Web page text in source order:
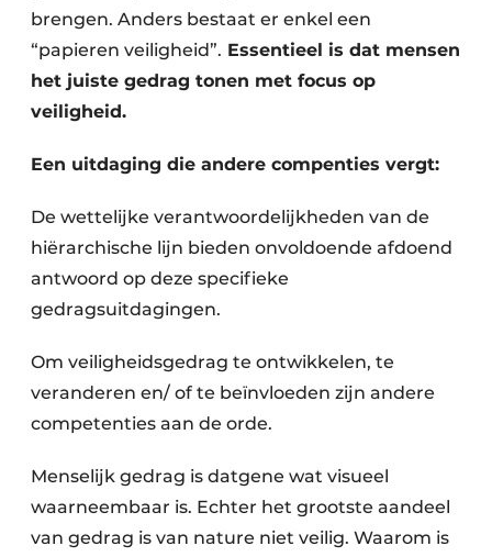
brengen. Anders bestaat er enkel een
“papieren veiligheid”. Essentieel is dat mensen
het juiste gedrag tonen met focus op
veiligheid.
Een uitdaging die andere compenties vergt:
De wettelijke verantwoordelijkheden van de
hiërarchische lijn bieden onvoldoende afdoend
antwoord op deze specifieke
gedragsuitdagingen.
Om veiligheidsgedrag te ontwikkelen, te
veranderen en/ of te beïnvloeden zijn andere
competenties aan de orde.
Menselijk gedrag is datgene wat visueel
waarneembaar is. Echter het grootste aandeel
van gedrag is van nature niet veilig. Waarom is